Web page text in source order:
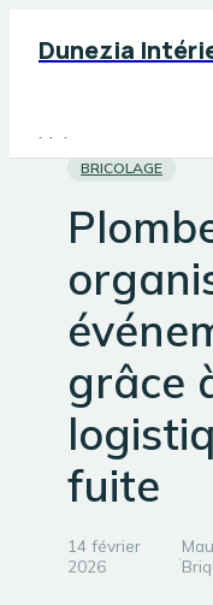
Dunezia
Maison
Jardinage
Bricolage
BRICOLAGE
grâce
fuite
14 février
2026
·